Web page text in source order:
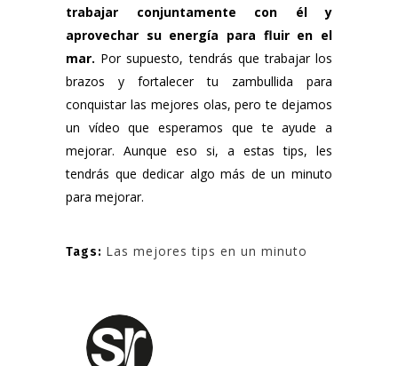
trabajar conjuntamente con él y
aprovechar su energía para fluir en el
mar. Por supuesto, tendrás que trabajar los
brazos y fortalecer tu zambullida para
conquistar las mejores olas, pero te dejamos
un vídeo que esperamos que te ayude a
mejorar. Aunque eso si, a estas tips, les
tendrás que dedicar algo más de un minuto
para mejorar.
Tags: Las mejores tips en un minuto